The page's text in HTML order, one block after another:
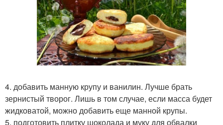
4. добавить манную крупу и ванилин. Лучше брать
зернистый творог. Лишь в том случае, если масса будет
жидковатой, можно добавить еще манной крупы.
5. подготовить плитку шоколада и муку для обвалки